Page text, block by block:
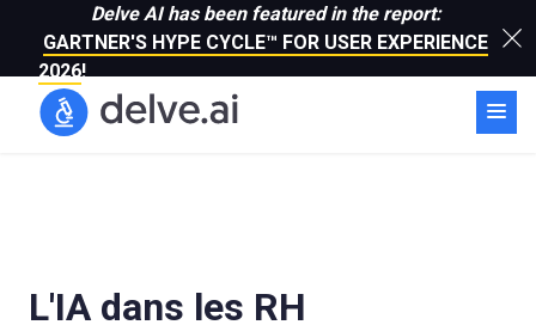
Delve AI has been featured in the report:
GARTNER'S HYPE CYCLE™ FOR USER EXPERIENCE
2026!
L'IA dans les RH